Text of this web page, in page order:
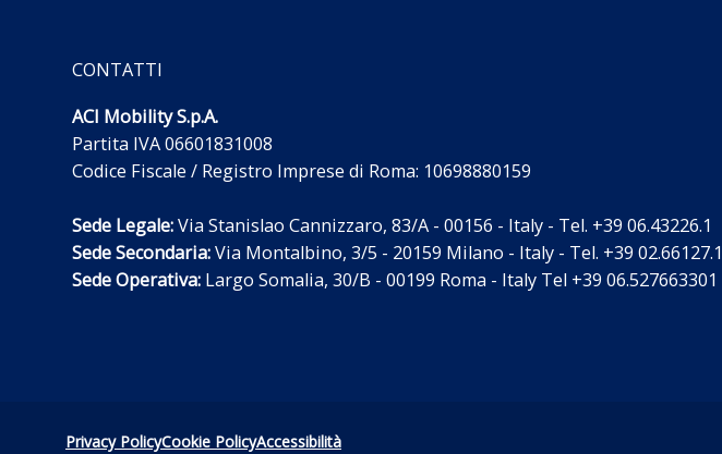
CONTATTI
ACI Mobility S.p.A.
Partita IVA 06601831008
Codice Fiscale / Registro Imprese di Roma: 10698880159
Sede Legale:Via Stanislao Cannizzaro, 83/A - 00156 - Italy - Tel. +39 06.43226.1
Sede Secondaria:Via Montalbino, 3/5 - 20159 Milano - Italy - Tel. +39 02.66127.1
Sede Operativa: Largo Somalia, 30/B - 00199 Roma - Italy Tel +39 06.527663301
Privacy PolicyCookie PolicyAccessibilità